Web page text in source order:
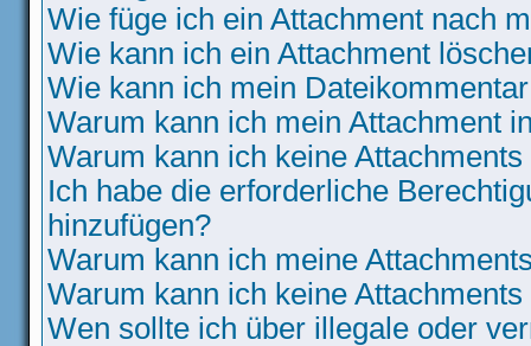
Wie füge ich ein Attachment nach
Wie kann ich ein Attachment
Wie kann ich mein
Warum kann ich mein Attachment
Warum kann ich keine
Ich habe die erforderliche
hinzufügen?
Warum kann ich meine
Warum kann ich keine
Wen sollte ich über illegale oder